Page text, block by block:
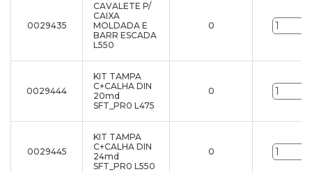
0029435
CAVALETE P/
CAIXA
MOLDADA E
BARR ESCADA
L550
0
0029444
KIT TAMPA
C+CALHA DIN
20md
SFT_PR0 L475
0
0029445
KIT TAMPA
C+CALHA DIN
24md
SFT_PR0 L550
0